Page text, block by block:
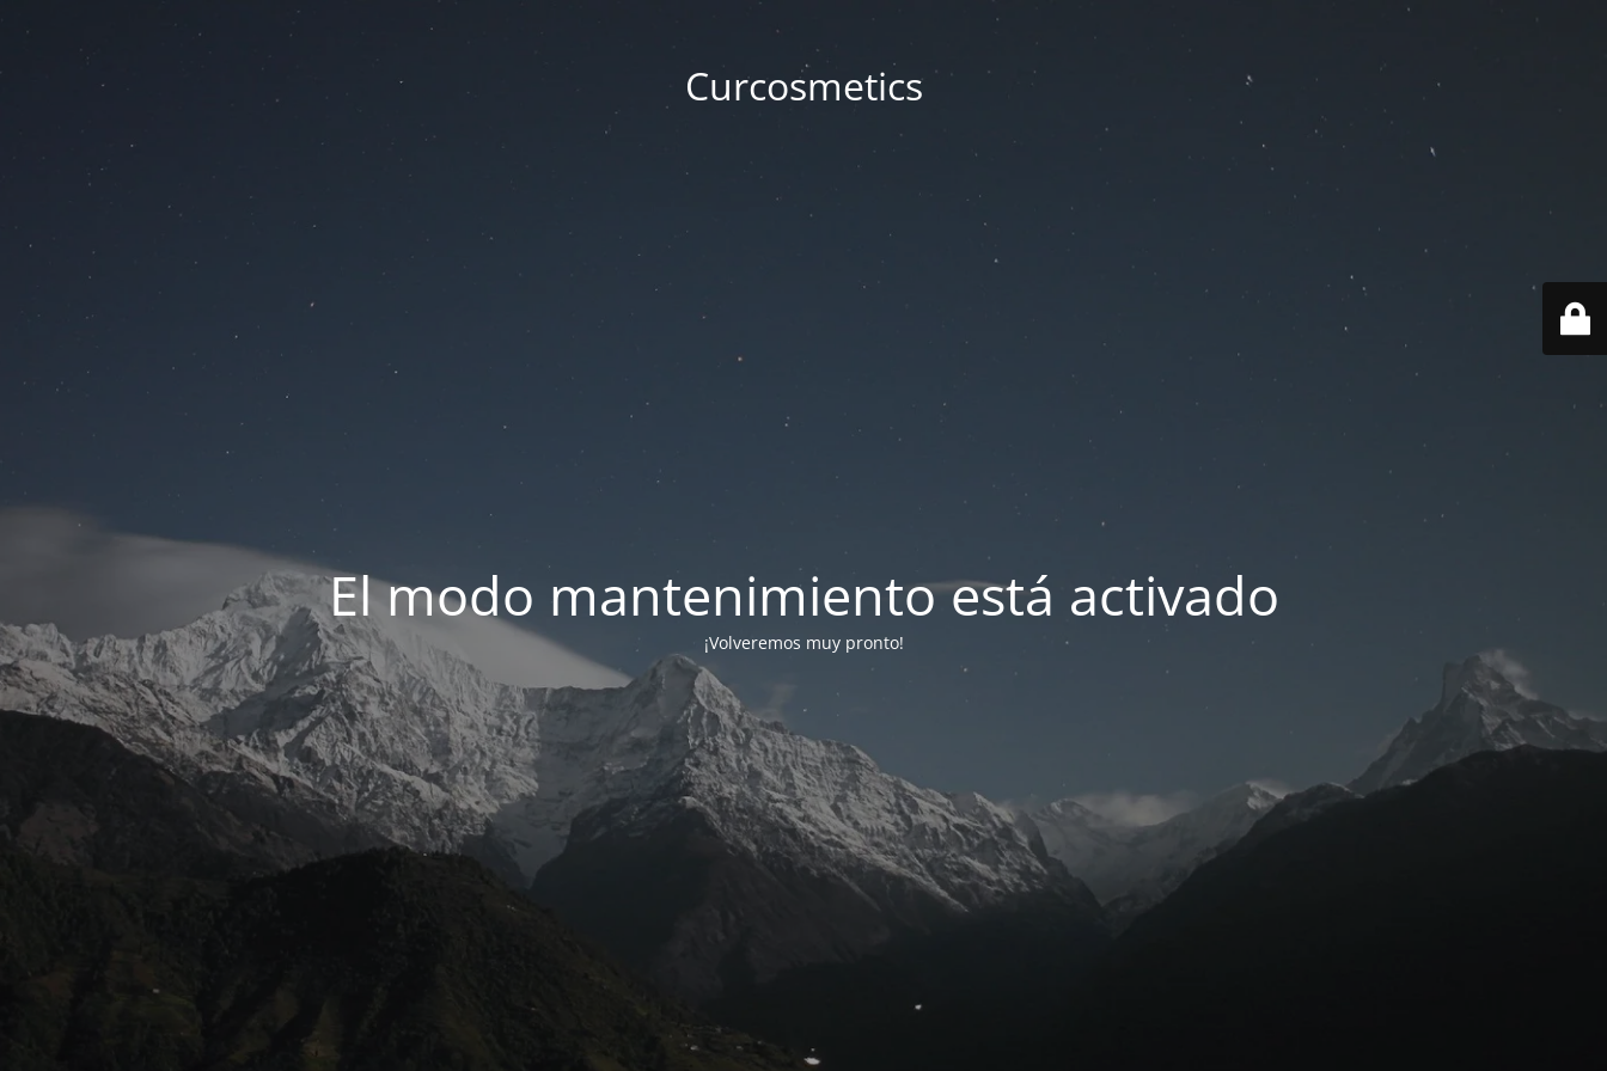
Curcosmetics
El modo mantenimiento está activado
¡Volveremos muy pronto!